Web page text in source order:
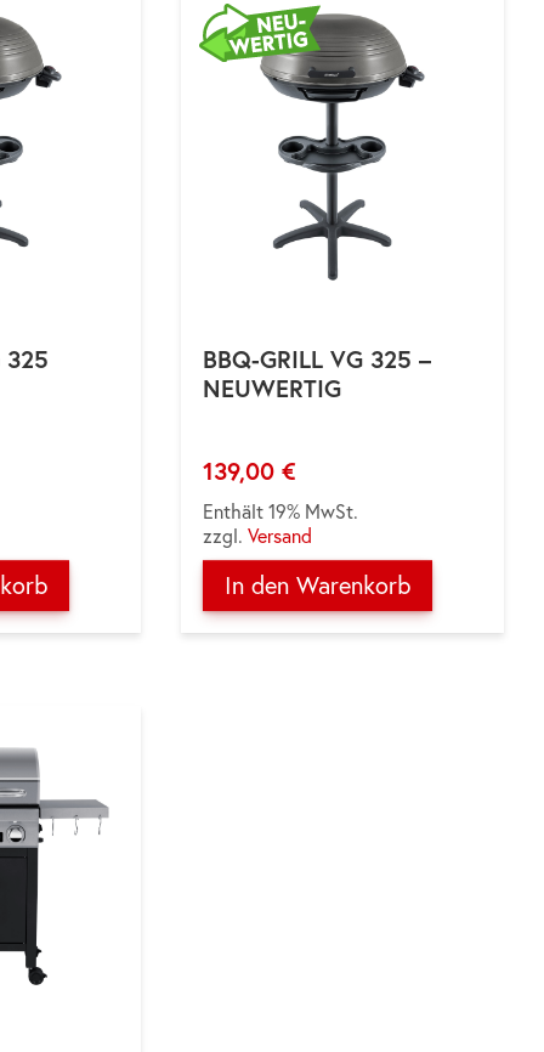
325
BBQ-GRILL VG 325 –
NEUWERTIG
139,00 €
Enthält 19% MwSt.
zzgl. Versand
In den Warenkorb